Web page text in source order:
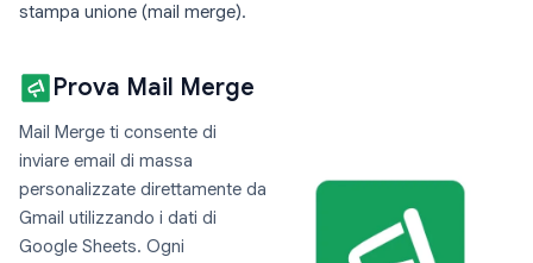
stampa unione (mail merge).
Prova Mail Merge
Mail Merge ti consente di
inviare email di massa
personalizzate direttamente da
Gmail utilizzando i dati di
Google Sheets. Ogni